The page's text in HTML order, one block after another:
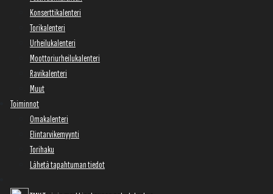
Konserttikalenteri
Torikalenteri
Urheilukalenteri
Moottoriurheilukalenteri
Ravikalenteri
Muut
Toiminnot
Omakalenteri
Elintarvikemyynti
Torihaku
Lähetä tapahtuman tiedot